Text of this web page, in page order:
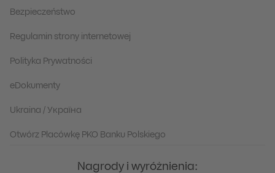
Bezpieczeństwo
Regulamin strony internetowej
Polityka Prywatności
eDokumenty
Ukraina / Україна
Otwórz Placówkę PKO Banku Polskiego
Nagrody i wyróżnienia: